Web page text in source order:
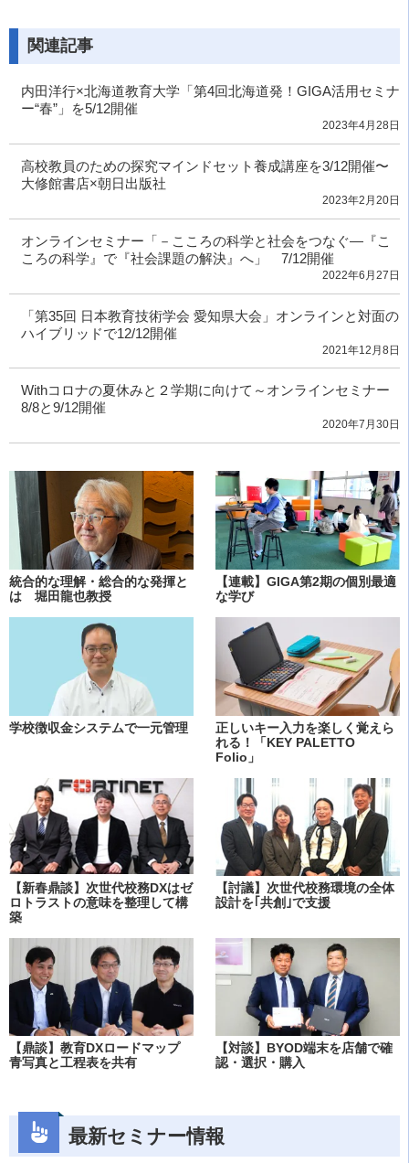
関連記事
内田洋行×北海道教育大学「第4回北海道発！GIGA活用セミナ
ー“春”」を5/12開催
2023年4月28日
高校教員のための探究マインドセット養成講座を3/12開催〜
大修館書店×朝日出版社
2023年2月20日
オンラインセミナー「－こころの科学と社会をつなぐ―『こ
ころの科学』で『社会課題の解決』へ」 7/12開催
2022年6月27日
「第35回 日本教育技術学会 愛知県大会」オンラインと対面の
ハイブリッドで12/12開催
2021年12月8日
Withコロナの夏休みと２学期に向けて～オンラインセミナー
8/8と9/12開催
2020年7月30日
統合的な理解・総合的な発揮と
は 堀田龍也教授
【連載】GIGA第2期の個別最適
な学び
学校徴収金システムで一元管理
正しいキー入力を楽しく覚えら
れる！「KEY PALETTO
Folio」
【新春鼎談】次世代校務DXはゼ
ロトラストの意味を整理して構
築
【討議】次世代校務環境の全体
設計を｢共創｣で支援
【鼎談】教育DXロードマップ
青写真と工程表を共有
【対談】BYOD端末を店舗で確
認・選択・購入
最新セミナー情報